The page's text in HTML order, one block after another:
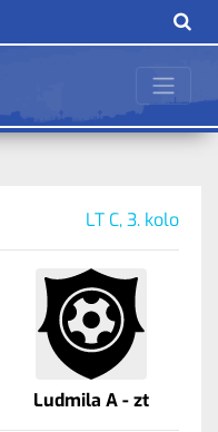
LT C, 3. kolo
Ludmila A - zt